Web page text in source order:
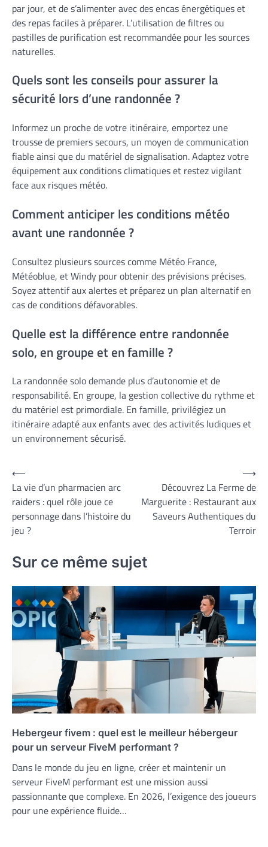
par jour, et de s’alimenter avec des encas énergétiques et
des repas faciles à préparer. L’utilisation de filtres ou
pastilles de purification est recommandée pour les sources
naturelles.
Quels sont les conseils pour assurer la
sécurité lors d’une randonnée ?
Informez un proche de votre itinéraire, emportez une
trousse de premiers secours, un moyen de communication
fiable ainsi que du matériel de signalisation. Adaptez votre
équipement aux conditions climatiques et restez vigilant
face aux risques météo.
Comment anticiper les conditions météo
avant une randonnée ?
Consultez plusieurs sources comme Météo France,
Météoblue, et Windy pour obtenir des prévisions précises.
Soyez attentif aux alertes et préparez un plan alternatif en
cas de conditions défavorables.
Quelle est la différence entre randonnée
solo, en groupe et en famille ?
La randonnée solo demande plus d’autonomie et de
responsabilité. En groupe, la gestion collective du rythme et
du matériel est primordiale. En famille, privilégiez un
itinéraire adapté aux enfants avec des activités ludiques et
un environnement sécurisé.
Navigation
de
l’article
⟵
La vie d’un pharmacien arc
raiders : quel rôle joue ce
personnage dans l’histoire du
jeu ?
Découvrez La Ferme de
Marguerite : Restaurant aux
Saveurs Authentiques du
Terroir
⟶
Sur ce même sujet
Hebergeur fivem : quel est le meilleur hébergeur
pour un serveur FiveM performant ?
Dans le monde du jeu en ligne, créer et maintenir un
serveur FiveM performant est une mission aussi
passionnante que complexe. En 2026, l’exigence des joueurs
pour une expérience fluide…